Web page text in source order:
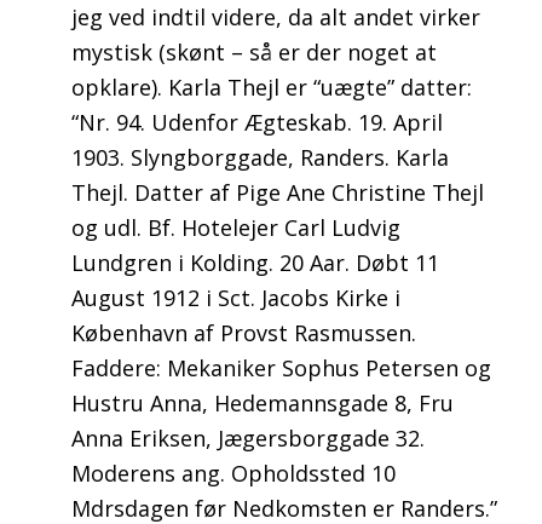
jeg ved indtil videre, da alt andet virker
mystisk (skønt – så er der noget at
opklare). Karla Thejl er “uægte” datter:
“Nr. 94. Udenfor Ægteskab. 19. April
1903. Slyngborggade, Randers. Karla
Thejl. Datter af Pige Ane Christine Thejl
og udl. Bf. Hotelejer Carl Ludvig
Lundgren i Kolding. 20 Aar. Døbt 11
August 1912 i Sct. Jacobs Kirke i
København af Provst Rasmussen.
Faddere: Mekaniker Sophus Petersen og
Hustru Anna, Hedemannsgade 8, Fru
Anna Eriksen, Jægersborggade 32.
Moderens ang. Opholdssted 10
Mdrsdagen før Nedkomsten er Randers.”